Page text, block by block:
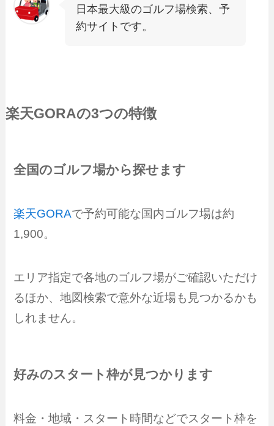
日本最大級のゴルフ場検索、予
約サイトです。
楽天GORAの3つの特徴
全国のゴルフ場から探せます
楽天GORAで予約可能な国内ゴルフ場は約
1,900。
エリア指定で各地のゴルフ場がご確認いただけ
るほか、地図検索で意外な近場も見つかるかも
しれません。
好みのスタート枠が見つかります
料金・地域・スタート時間などでスタート枠を